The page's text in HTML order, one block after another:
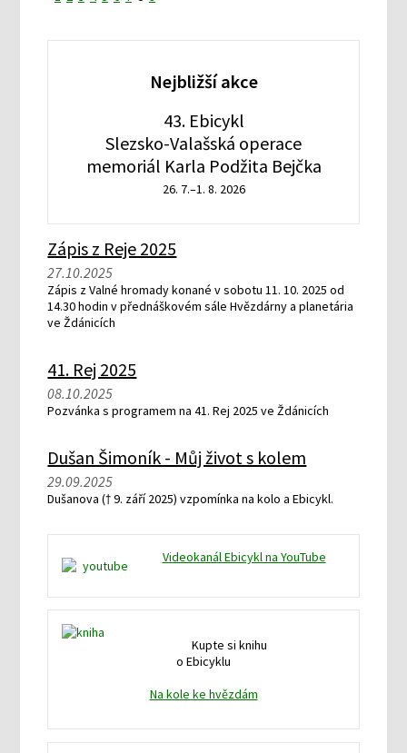
Nejbližší akce
43. Ebicykl
Slezsko-Valašská operace
memoriál Karla Podžita Bejčka
26. 7.–1. 8. 2026
Zápis z Reje 2025
27.10.2025
Zápis z Valné hromady konané v sobotu 11. 10. 2025 od
14.30 hodin v přednáškovém sále Hvězdárny a planetária
ve Ždánicích
41. Rej 2025
08.10.2025
Pozvánka s programem na 41. Rej 2025 ve Ždánicích
Dušan Šimoník - Můj život s kolem
29.09.2025
Dušanova († 9. září 2025) vzpomínka na kolo a Ebicykl.
Videokanál Ebicykl na YouTube
Kupte si knihu
o Ebicyklu
Na kole ke hvězdám